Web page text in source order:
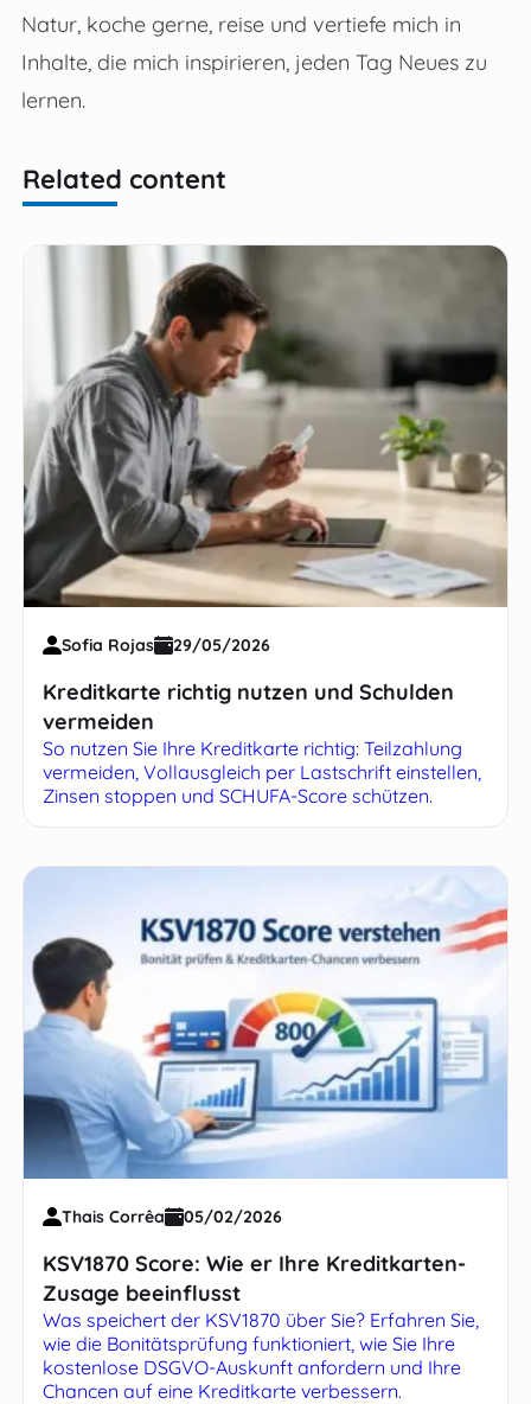
Natur, koche gerne, reise und vertiefe mich in
Inhalte, die mich inspirieren, jeden Tag Neues zu
lernen.
Related content
Sofia Rojas 29/05/2026
Kreditkarte richtig nutzen und Schulden
vermeiden
So nutzen Sie Ihre Kreditkarte richtig: Teilzahlung
vermeiden, Vollausgleich per Lastschrift einstellen,
Zinsen stoppen und SCHUFA-Score schützen.
Thais Corrêa 05/02/2026
KSV1870 Score: Wie er Ihre Kreditkarten-
Zusage beeinflusst
Was speichert der KSV1870 über Sie? Erfahren Sie,
wie die Bonitätsprüfung funktioniert, wie Sie Ihre
kostenlose DSGVO-Auskunft anfordern und Ihre
Chancen auf eine Kreditkarte verbessern.